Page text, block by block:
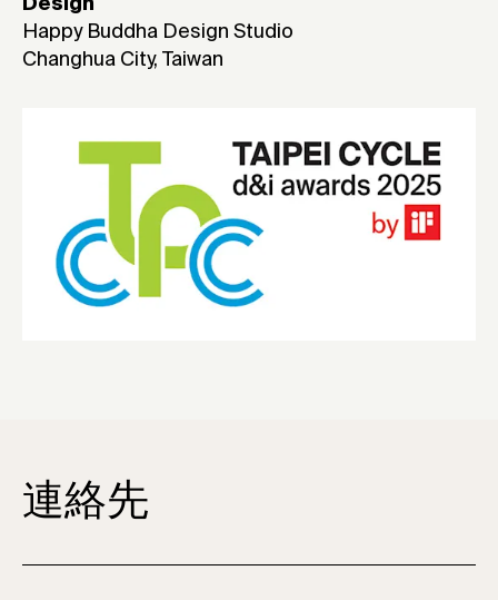
Design
Happy Buddha Design Studio
Changhua City, Taiwan
連絡先